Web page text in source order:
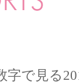
字で見る